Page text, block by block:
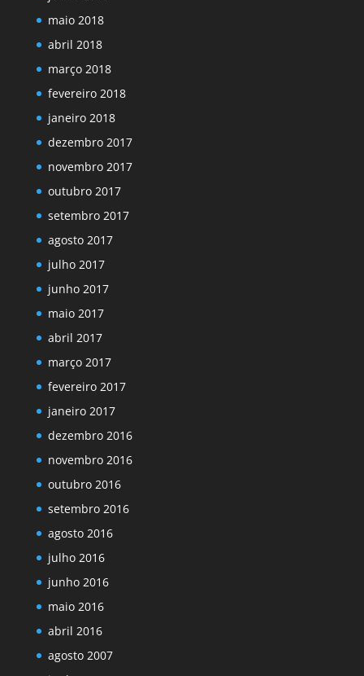
maio 2018
abril 2018
março 2018
fevereiro 2018
janeiro 2018
dezembro 2017
novembro 2017
outubro 2017
setembro 2017
agosto 2017
julho 2017
junho 2017
maio 2017
abril 2017
março 2017
fevereiro 2017
janeiro 2017
dezembro 2016
novembro 2016
outubro 2016
setembro 2016
agosto 2016
julho 2016
junho 2016
maio 2016
abril 2016
agosto 2007